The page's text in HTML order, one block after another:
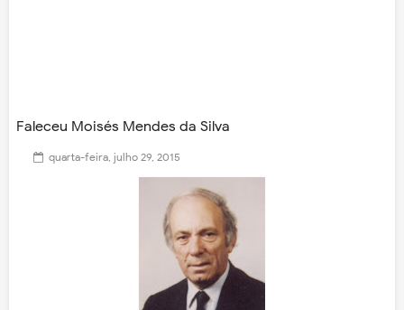
Faleceu Moisés Mendes da Silva
quarta-feira, julho 29, 2015